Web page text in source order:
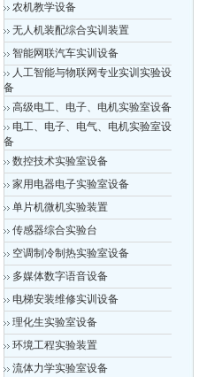
农机教学设备
无人机装配综合实训装置
智能网联汽车实训设备
人工智能与物联网专业实训实验设
备
高级电工、电子、电机实验室设备
电工、电子、电气、电机实验室设
备
数控技术实验室设备
家用电器电子实验室设备
单片机微机实验装置
传感器综合实验台
空调制冷制热实验室设备
多媒体数字语音设备
电梯安装维修实训设备
理化生实验室设备
环境工程实验装置
流体力学实验室设备